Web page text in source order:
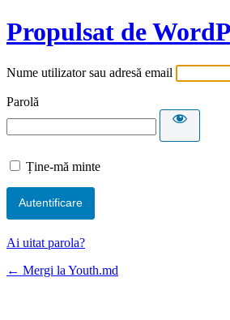
Propulsat de
Nume utilizator sau adresă email
Parolă
Ține-mă minte
Ai uitat parola?
← Mergi la Youth.md